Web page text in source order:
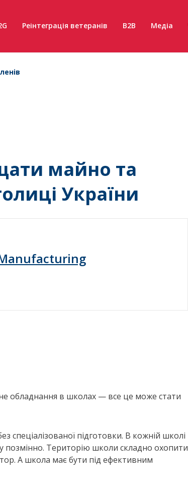
Реінтеграція ветеранів B2B Медіа
майно та
України
обладнання в школах — все це може стати
спеціалізованої підготовки. В кожній школі
позмінно. Територію школи складно охопити
А школа має бути під ефективним